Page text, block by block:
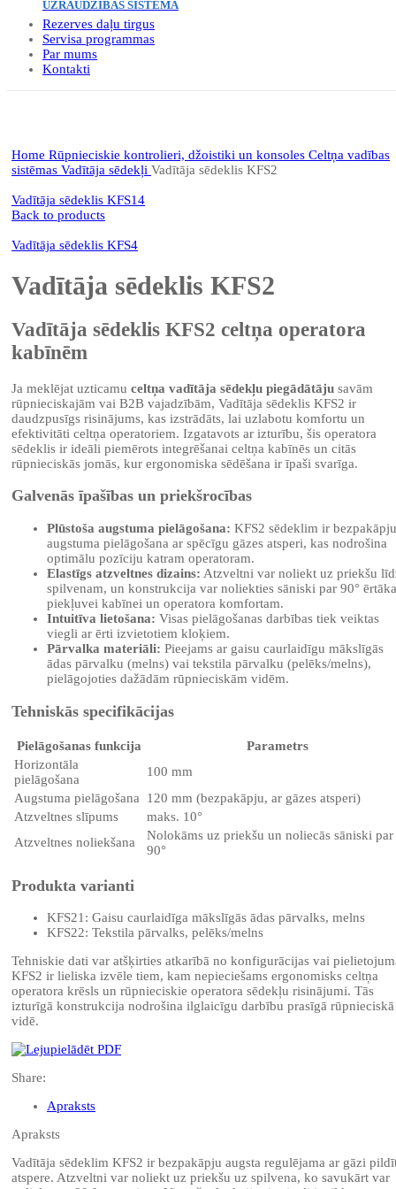
UZRAUDZĪBAS SISTĒMA
Rezerves daļu tirgus
Servisa programmas
Par mums
Kontakti
Home Rūpnieciskie kontrolieri, džoistiki un konsoles Celtņa vadības
sistēmas Vadītāja sēdekļi Vadītāja sēdeklis KFS2
Vadītāja sēdeklis KFS14
Back to products
Vadītāja sēdeklis KFS4
Vadītāja sēdeklis KFS2
Vadītāja sēdeklis KFS2 celtņa operatora
kabīnēm
Ja meklējat uzticamu celtņa vadītāja sēdekļu piegādātāju savām
rūpnieciskajām vai B2B vajadzībām, Vadītāja sēdeklis KFS2 ir
daudzpusīgs risinājums, kas izstrādāts, lai uzlabotu komfortu un
efektivitāti celtņa operatoriem. Izgatavots ar izturību, šis operatora
sēdeklis ir ideāli piemērots integrēšanai celtņa kabīnēs un citās
rūpnieciskās jomās, kur ergonomiska sēdēšana ir īpaši svarīga.
Galvenās īpašības un priekšrocības
Plūstoša augstuma pielāgošana: KFS2 sēdeklim ir bezpakāpju
augstuma pielāgošana ar spēcīgu gāzes atsperi, kas nodrošina
optimālu pozīciju katram operatoram.
Elastīgs atzveltnes dizains: Atzveltni var noliekt uz priekšu
spilvenam, un konstrukcija var noliekties sāniski par 90°
piekļuvei kabīnei un operatora komfortam.
Intuitīva lietošana: Visas pielāgošanas darbības tiek veiktas
viegli ar ērti izvietotiem kloķiem.
Pārvalka materiāli: Pieejams ar gaisu caurlaidīgu mākslīgās
ādas pārvalku (melns) vai tekstila pārvalku (pelēks/melns),
pielāgojoties dažādām rūpnieciskām vidēm.
Tehniskās specifikācijas
Pielāgošanas funkcija
Parametrs
Horizontāla
pielāgošana
100 mm
Augstuma pielāgošana
120 mm (bezpakāpju, ar gāzes atsperi)
Atzveltnes slīpums
maks. 10°
Atzveltnes noliekšana
Nolokāms uz priekšu un noliecās sāniski par
90°
Produkta varianti
KFS21: Gaisu caurlaidīga mākslīgās ādas pārvalks, melns
KFS22: Tekstila pārvalks, pelēks/melns
Tehniskie dati var atšķirties atkarībā no konfigurācijas vai
KFS2 ir lieliska izvēle tiem, kam nepieciešams ergonomisks celtņa
operatora krēsls un rūpnieciskie operatora sēdekļu risinājumi. Tās
izturīgā konstrukcija nodrošina ilglaicīgu darbību prasīgā rūpnieciskā
vidē.
Share:
Apraksts
Apraksts
Vadītāja sēdeklim KFS2 ir bezpakāpju augsta regulējama ar gāzi
atspere. Atzveltni var noliekt uz priekšu uz spilvena, ko savukārt var